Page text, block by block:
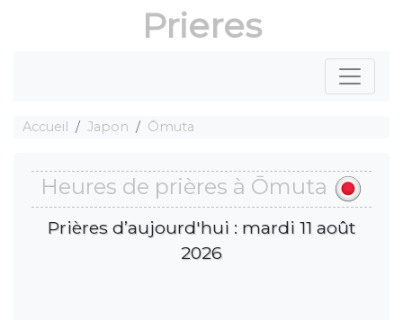
Prieres
Accueil Japon Ōmuta
Heures de prières à Ōmuta
Prières d’aujourd'hui : mardi 11 août
2026